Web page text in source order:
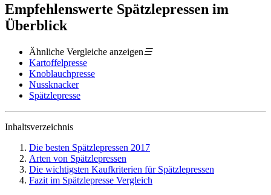
Empfehlenswerte Spätzlepressen im
Überblick
Ähnliche Vergleiche anzeigen☰
Kartoffelpresse
Knoblauchpresse
Nussknacker
Spätzlepresse
Inhaltsverzeichnis
Die besten Spätzlepressen 2017
Arten von Spätzlepressen
Die wichtigsten Kaufkriterien für Spätzlepressen
Fazit im Spätzlepresse Vergleich